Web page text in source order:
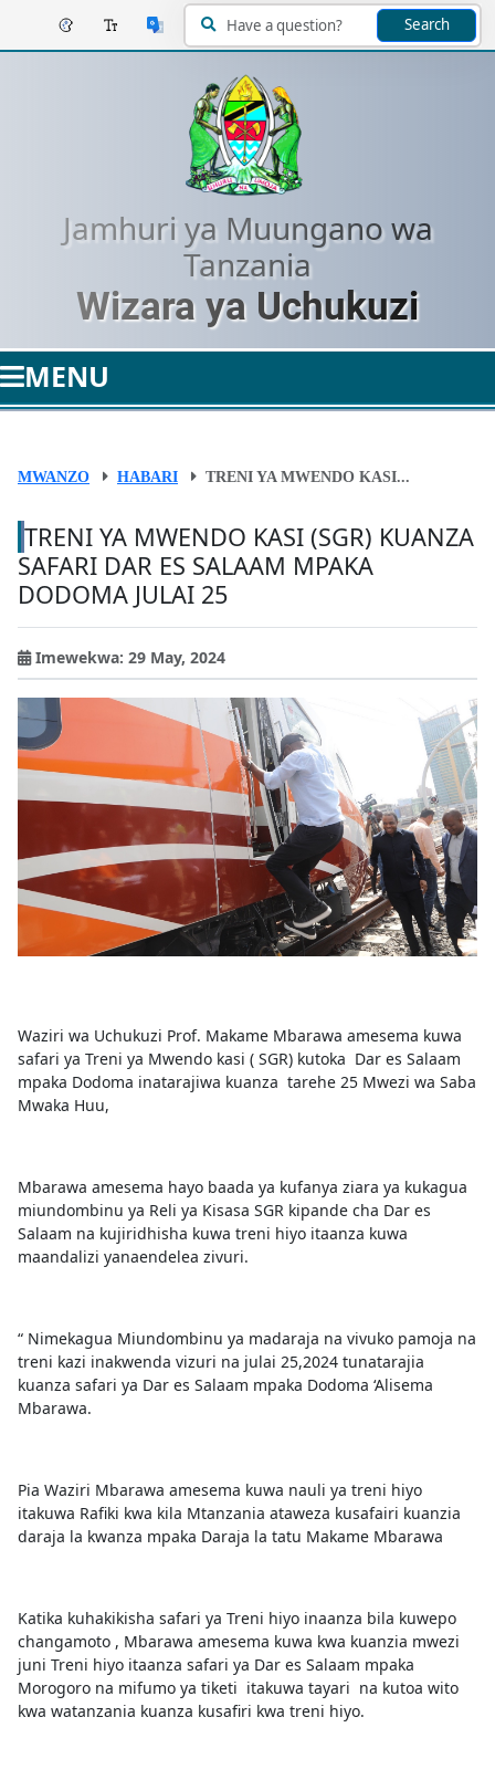
Search
Jamhuri ya Muungano wa
Tanzania
Wizara ya Uchukuzi
MENU
MWANZO HABARI TRENI YA MWENDO KASI...
TRENI YA MWENDO KASI (SGR) KUANZA
SAFARI DAR ES SALAAM MPAKA
DODOMA JULAI 25
Imewekwa: 29 May, 2024
Waziri wa Uchukuzi Prof. Makame Mbarawa amesema kuwa
safari ya Treni ya Mwendo kasi ( SGR) kutoka Dar es Salaam
mpaka Dodoma inatarajiwa kuanza tarehe 25 Mwezi wa Saba
Mwaka Huu,
Mbarawa amesema hayo baada ya kufanya ziara ya kukagua
miundombinu ya Reli ya Kisasa SGR kipande cha Dar es
Salaam na kujiridhisha kuwa treni hiyo itaanza kuwa
maandalizi yanaendelea zivuri.
“ Nimekagua Miundombinu ya madaraja na vivuko pamoja na
treni kazi inakwenda vizuri na julai 25,2024 tunatarajia
kuanza safari ya Dar es Salaam mpaka Dodoma ‘Alisema
Mbarawa.
Pia Waziri Mbarawa amesema kuwa nauli ya treni hiyo
itakuwa Rafiki kwa kila Mtanzania ataweza kusafairi kuanzia
daraja la kwanza mpaka Daraja la tatu Makame Mbarawa
Katika kuhakikisha safari ya Treni hiyo inaanza bila kuwepo
changamoto , Mbarawa amesema kuwa kwa kuanzia mwezi
juni Treni hiyo itaanza safari ya Dar es Salaam mpaka
Morogoro na mifumo ya tiketi itakuwa tayari na kutoa wito
kwa watanzania kuanza kusafiri kwa treni hiyo.